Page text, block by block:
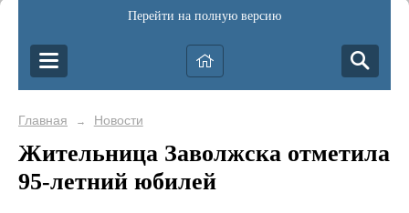
Перейти на полную версию
Главная → Новости
Жительница Заволжска отметила
95-летний юбилей